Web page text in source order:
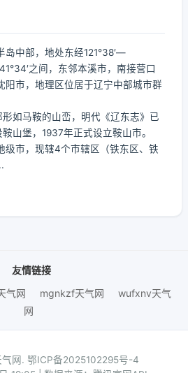
岛中部，地处东经121°38′—
之间，东邻本溪市，南接营口
阳市，地理区位居于辽宁中部城市群
形如马鞍的山峦，明代《辽东志》已
山堡，1937年正式设立鞍山市。
级市，现辖4个市辖区（铁东区、铁
友情链接
气网 mgnkzf天气网
wufxnv天气
网
网. 鄂ICP备2025102295号-4